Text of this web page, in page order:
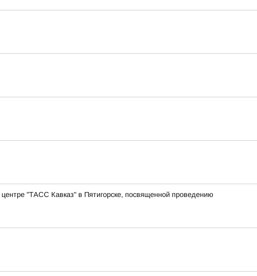
"ТАСС Кавказ" в Пятигорске, посвященной проведению